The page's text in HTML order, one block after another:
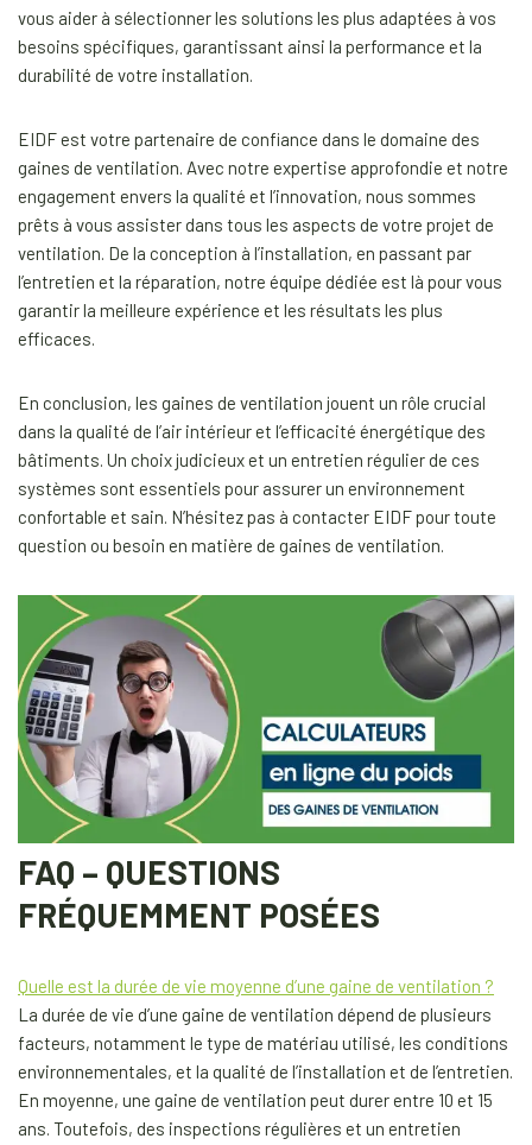
vous aider à sélectionner les solutions les plus adaptées à vos
besoins spécifiques, garantissant ainsi la performance et la
durabilité de votre installation.
EIDF est votre partenaire de confiance dans le domaine des
gaines de ventilation. Avec notre expertise approfondie et notre
engagement envers la qualité et l’innovation, nous sommes
prêts à vous assister dans tous les aspects de votre projet de
ventilation. De la conception à l’installation, en passant par
l’entretien et la réparation, notre équipe dédiée est là pour vous
garantir la meilleure expérience et les résultats les plus
efficaces.
En conclusion, les gaines de ventilation jouent un rôle crucial
dans la qualité de l’air intérieur et l’efficacité énergétique des
bâtiments. Un choix judicieux et un entretien régulier de ces
systèmes sont essentiels pour assurer un environnement
confortable et sain. N’hésitez pas à contacter EIDF pour toute
question ou besoin en matière de gaines de ventilation.
FAQ – QUESTIONS
FRÉQUEMMENT POSÉES
Quelle est la durée de vie moyenne d’une gaine de ventilation ?
La durée de vie d’une gaine de ventilation dépend de plusieurs
facteurs, notamment le type de matériau utilisé, les conditions
environnementales, et la qualité de l’installation et de l’entretien.
En moyenne, une gaine de ventilation peut durer entre 10 et 15
ans. Toutefois, des inspections régulières et un entretien